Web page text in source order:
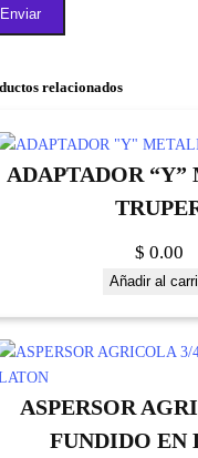
relacionados
ADAPTADOR
$ 0.00
Añadir al
ASPERSOR
FUNDIDO EN